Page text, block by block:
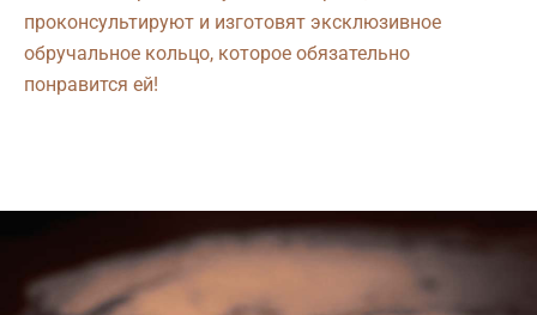
проконсультируют и изготовят эксклюзивное
обручальное кольцо, которое обязательно
понравится ей!